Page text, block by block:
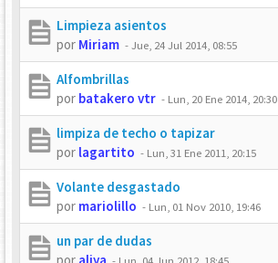
Limpieza asientos
por Miriam -Jue, 24 Jul 2014, 08:55
Alfombrillas
por batakero vtr - Lun, 20 Ene 2014, 20:30
limpiza de techo o tapizar
por lagartito - Lun, 31 Ene 2011, 20:15
Volante desgastado
por mariolillo - Lun, 01 Nov 2010, 19:46
un par de dudas